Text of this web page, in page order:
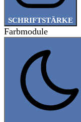
SCHRIFTSTÄRKE
Farbmodule